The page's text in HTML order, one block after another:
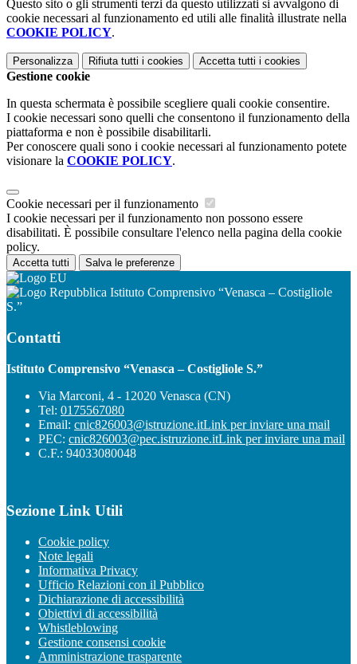
Questo sito o gli strumenti terzi da questo utilizzati si avvalgono di
cookie necessari al funzionamento ed utili alle finalità illustrate nella
COOKIE POLICY.
Personalizza Rifiuta tutti i cookies Accetta tutti i cookies
Gestione cookie
In questa schermata è possibile scegliere quali cookie consentire.
I cookie necessari sono quelli che consentono il funzionamento della
piattaforma e non è possibile disabilitarli.
Per conoscere quali sono i cookie necessari al funzionamento potete
visionare la COOKIE POLICY.
Cookie necessari per il funzionamento
I cookie necessari per il funzionamento non possono essere
disabilitati. È possibile consultare l'elenco nella pagina della cookie
policy.
Accetta tutti Salva le preferenze
Istituto Comprensivo “Venasca – Costigliole
S.”
Contatti
Istituto Comprensivo “Venasca – Costigliole S.”
Via Marconi, 4 - 12020 Venasca (CN)
Tel: 0175567080
Email: cnic826003@istruzione.itLink per inviare una mail
PEC: cnic826003@pec.istruzione.itLink per inviare una mail
C.F.: 94033080048
Sezione Link Utili
Cookie policy
Note legali
Informativa Privacy
Ufficio Relazioni con il Pubblico
Dichiarazione di accessibilità
Obiettivi di accessibilità
Whistleblowing
Gestione consensi cookie
Amministrazione trasparente